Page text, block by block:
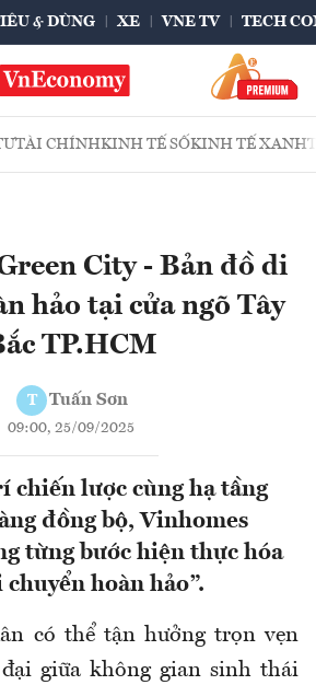
& DÙNG XE VNE TV TECH
TÀI CHÍNHKINH TẾ SỐKINH TẾ XANH
City - Bản đồ di
hảo tại cửa ngõ Tây
TP.HCM
T Tuấn Sơn
09:00, 25/09/2025
chiến lược cùng hạ tầng
đồng bộ, Vinhomes
từng bước hiện thực hóa
hoàn hảo”.
có thể tận hưởng trọn vẹn
giữa không gian sinh thái